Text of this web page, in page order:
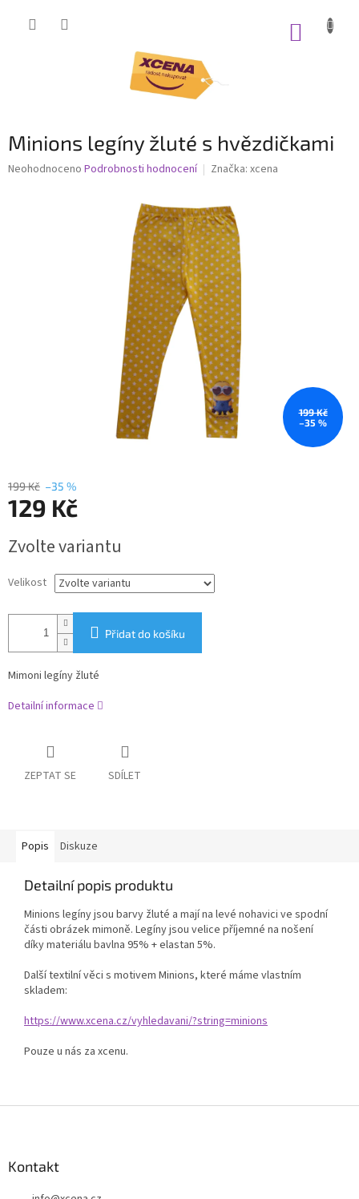
Minions legíny žluté s hvězdičkami
Průměrné
Neohodnoceno Podrobnosti hodnocení Značka: xcena
199 Kč
–35 %
199 Kč –35 %
129 Kč
cena:
Zvolte variantu
Velikost
Přidat do košíku
Mimoni legíny žluté
Detailní informace
ZEPTAT SE SDÍLET
Popis Diskuze
Detailní popis produktu
Minions legíny jsou barvy žluté a mají na levé nohavici ve spodní
části obrázek mimoně. Legíny jsou velice příjemné na nošení
díky materiálu bavlna 95% + elastan 5%.
Další textilní věci s motivem Minions, které máme vlastním
skladem:
https://www.xcena.cz/vyhledavani/?string=minions
Pouze u nás za xcenu.
Kontakt